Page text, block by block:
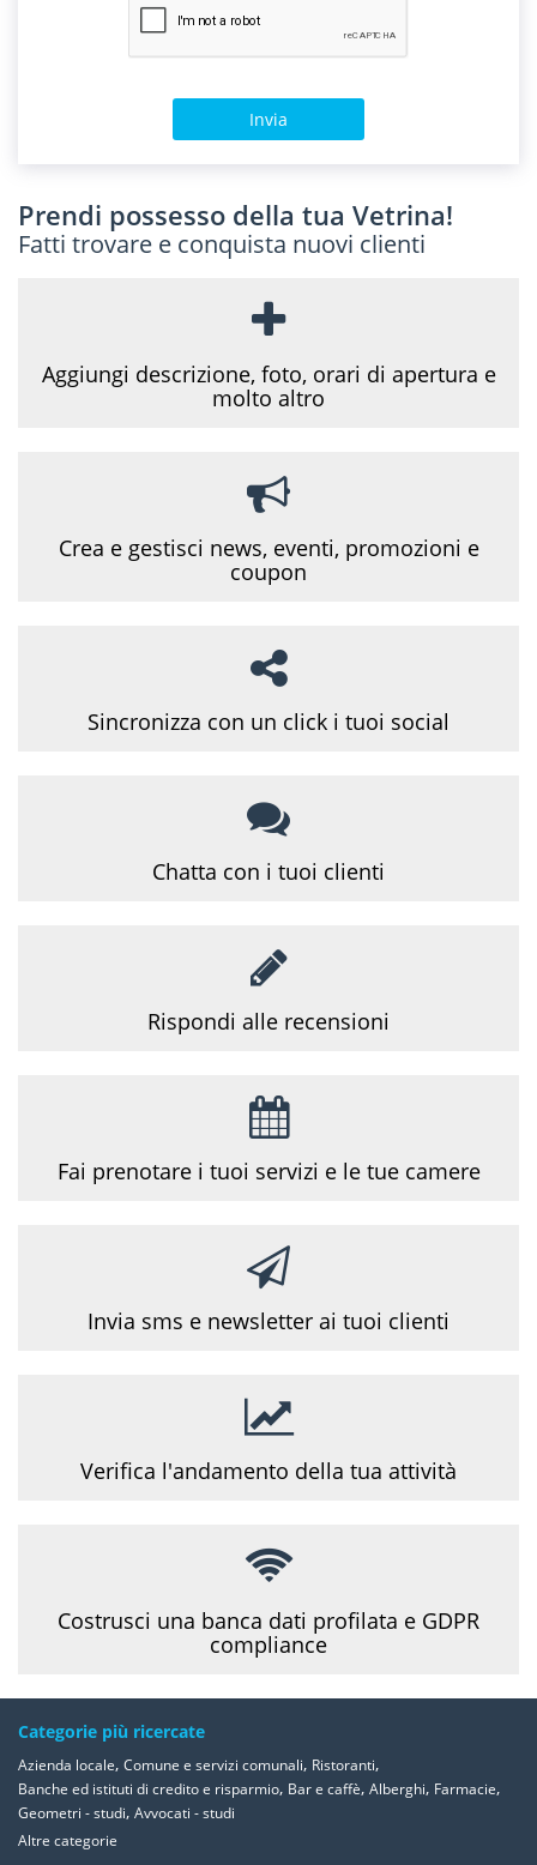
Invia
Prendi possesso della tua Vetrina!
Fatti trovare e conquista nuovi clienti
Aggiungi descrizione, foto, orari di apertura e
molto altro
Crea e gestisci news, eventi, promozioni e
coupon
Sincronizza con un click i tuoi social
Chatta con i tuoi clienti
Rispondi alle recensioni
Fai prenotare i tuoi servizi e le tue camere
Invia sms e newsletter ai tuoi clienti
Verifica l'andamento della tua attività
Costrusci una banca dati profilata e GDPR
compliance
Categorie più ricercate
Azienda locale, Comune e servizi comunali, Ristoranti,
Banche ed istituti di credito e risparmio, Bar e caffè, Alberghi, Farmacie,
Geometri - studi, Avvocati - studi
Altre categorie